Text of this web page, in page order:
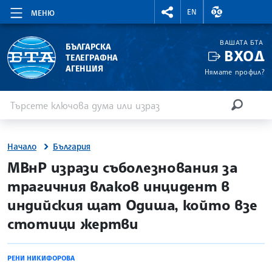
МЕНЮ
RIGHTMENU.SOCIAL
EN
ВАЛУТНИ
БЪЛГАРСКА
ТЕЛЕГРАФНА
АГЕНЦИЯ
ВАШАТА БТА
ВХОД
Нямате профил?
Начало България
site.bta
МВнР изрази съболезнования за
трагичния влаков инцидент в
индийския щат Одиша, който взе
стотици жертви
РЕНИ НИКИФОРОВА